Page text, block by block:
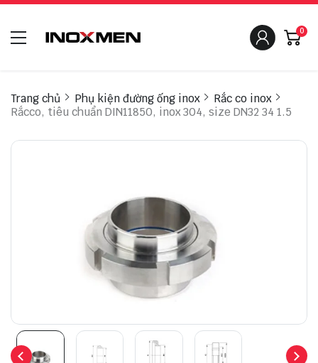
0
Trang chủ Phụ kiện đường ống inox
Rắc co inox
Rắcco, tiêu chuẩn DIN11850, inox 304, size DN32 34 1.5